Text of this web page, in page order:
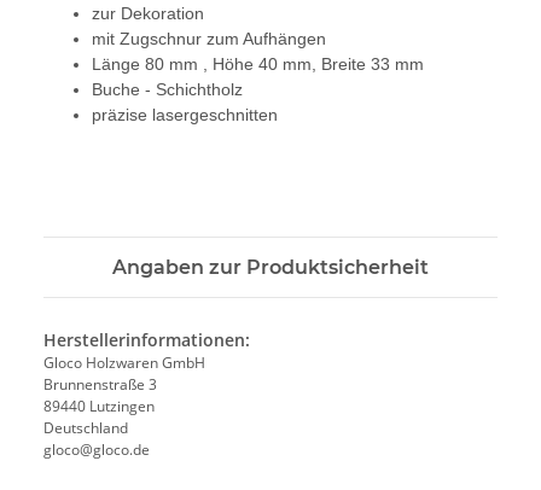
zur Dekoration
mit Zugschnur zum Aufhängen
Länge 80 mm , Höhe 40 mm, Breite 33 mm
Buche - Schichtholz
präzise lasergeschnitten
Angaben zur Produktsicherheit
Herstellerinformationen:
Gloco Holzwaren GmbH
Brunnenstraße 3
89440 Lutzingen
Deutschland
gloco@gloco.de